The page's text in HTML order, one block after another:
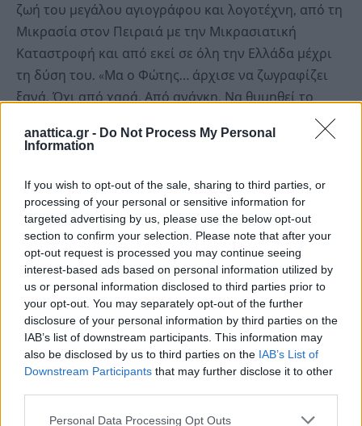
anattica.gr - Do Not Process My Personal
Information
If you wish to opt-out of the sale, sharing to third parties, or
processing of your personal or sensitive information for
targeted advertising by us, please use the below opt-out
section to confirm your selection. Please note that after your
opt-out request is processed you may continue seeing
interest-based ads based on personal information utilized by
us or personal information disclosed to third parties prior to
your opt-out. You may separately opt-out of the further
disclosure of your personal information by third parties on the
IAB’s list of downstream participants. This information may
also be disclosed by us to third parties on the IAB’s List of
Downstream Participants that may further disclose it to other
Personal Data Processing Opt Outs
ζωή του μεγάλου αγιογράφου και λογοτέχνη, από τη
Μικρασία στον Πειραιά με την Μικρασιατική
Καταστροφή και από εκεί σε όλη την Ελλάδα μέχρι
τη δύση του. «Μα ο Φώτης… άρχισε να ζωγραφίζει
ξανά. Όχι από χαρά. Από ανάγκη. Να θυμηθεί το
σπίτι του. Να μη χαθεί η μνήμη». Μέχρι το τέλος:
«Και έτσι, μέσα από τα μάτια και τις ψυχές αυτών
χρώματα που άγγιξε, στις εικόνες που δημιούργησε,
στα λόγια που άφησε σαν σπόρο μέσα μας. Μια
φλόγα που δεν έσβησε ποτέ» θυμίζοντας πως «η ζωή
είναι ένα όραμα. Αν δεν τη δεις έτσι, τη χάνεις».
Ενδιάμεσα οι Γιάννης Διονυσίου και Σοφία Μάνου
ταξίδεψαν το κοινό με 30 προσεκτικά επιλεγμένα
τραγούδια που μιλούν στην ψυχή όλων των
Ελλήνων. Γιορτή ζεϊμπέκηδων, Τσάμικος, Δέκα
παλικάρια, Τζαμάικα, Βενετιά, Όμορφη πόλη, Δόξα
τω Θεώ, Ελευσίνα, Τι να φταίει, Δραπετσώνα και για
το τέλος, Μη μου θυμώνεις μάτια μου.